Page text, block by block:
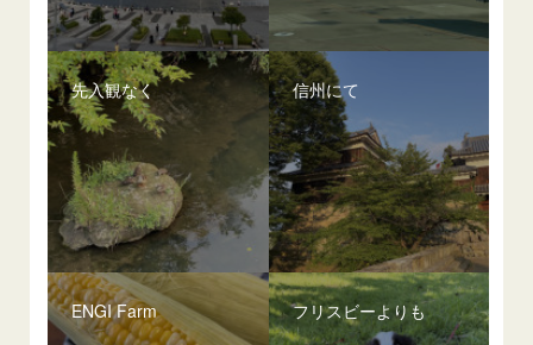
先入観なく 信州にて
ENGI Farm フリスビーよりも